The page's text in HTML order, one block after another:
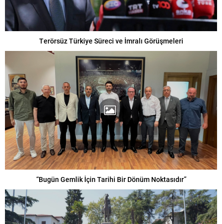
Terörsüz Türkiye Süreci ve İmralı Görüşmeleri
“Bugün Gemlik İçin Tarihi Bir Dönüm Noktasıdır”